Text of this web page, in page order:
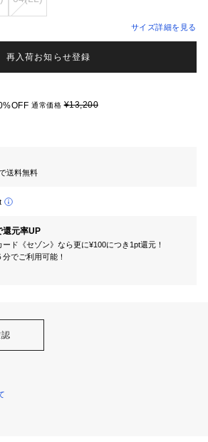
サイズ詳細を見る
再入荷お知らせ登録
通常価格¥13,200
送料無料
還元率UP
ド《セゾン》なら更に¥100につき1pt還元！
でご利用可能！